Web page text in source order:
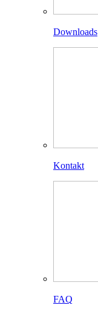
Downloads
Kontakt
FAQ